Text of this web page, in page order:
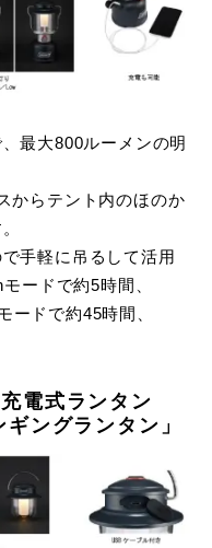
最大800ルーメンの明
からテント内のほのか
手軽に吊るして活用
ードで約5時間、
ードで約45時間、
電式ランタン
ングランタン」